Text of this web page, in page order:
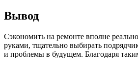
Вывод
Сэкономить на ремонте вполне
руками, тщательно выбирать
и проблемы в будущем. Благодаря